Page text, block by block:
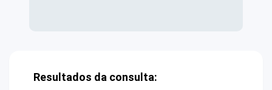
Resultados da consulta: